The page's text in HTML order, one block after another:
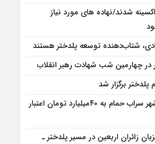
شدند/نهاده های مورد نیاز
شتاب‌دهنده توسعه پلدختر هستند
در چهارمین شب شهادت رهبر انقلاب
برگزار شد
برای احداث کانال سنگی شهر سراب حمام به ۴۰میلیارد تومان اعتبار
زائران اربعین در مسیر پلدختر ـ